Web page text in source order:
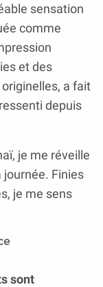
sensation
comme
et des
a fait
depuis
je me réveille
Finies
je me sens
sont